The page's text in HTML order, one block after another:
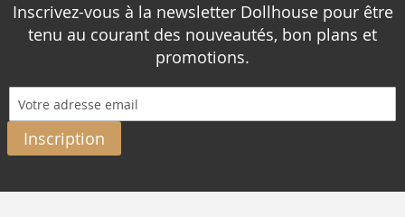
Inscrivez-vous à la newsletter Dollhouse pour être
tenu au courant des nouveautés, bon plans et
promotions.
Inscription